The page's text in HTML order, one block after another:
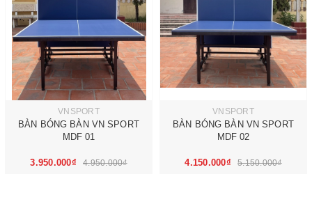
VNSPORT
BÀN BÓNG BÀN VN SPORT
MDF 01
3.950.000₫ 4.950.000₫
VNSPORT
BÀN BÓNG BÀN VN SPORT
MDF 02
4.150.000₫ 5.150.000₫